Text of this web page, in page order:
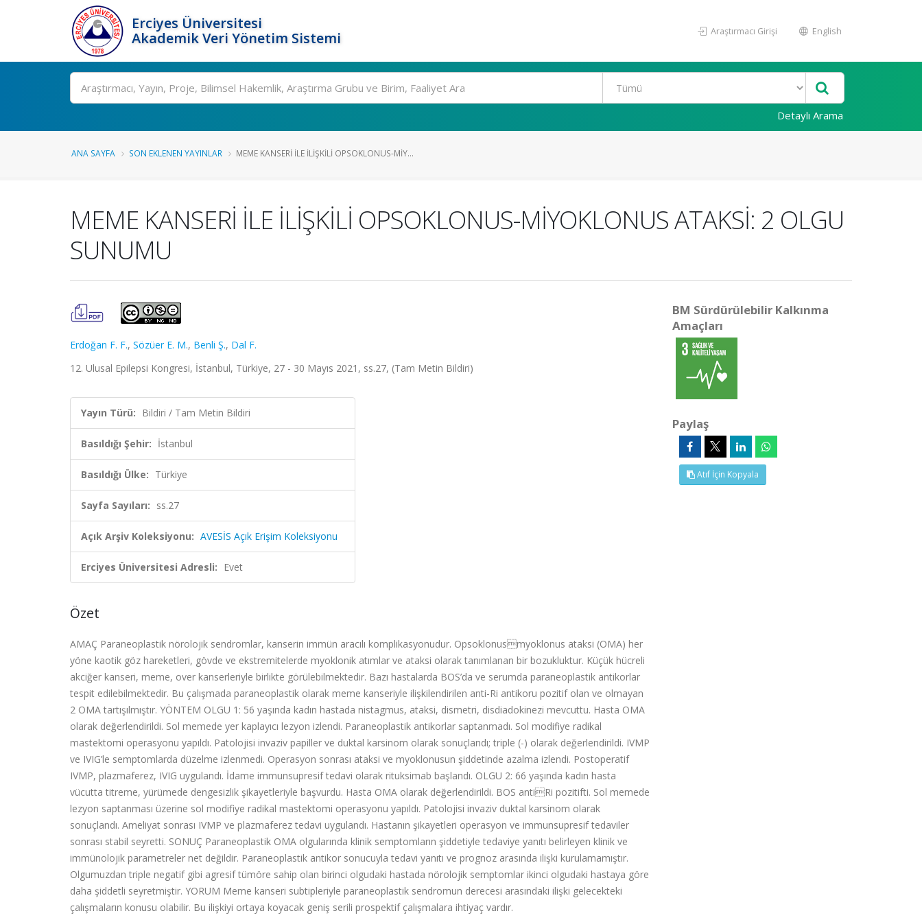
Erciyes Üniversitesi
Akademik Veri Yönetim Sistemi
Araştırmacı Girişi English
Ara
Detaylı Arama
ANA SAYFA SON EKLENEN YAYINLAR MEME KANSERİ İLE İLİŞKİLİ OPSOKLONUS-MİY...
MEME KANSERİ İLE İLİŞKİLİ OPSOKLONUS-MİYOKLONUS ATAKSİ: 2 OLGU
SUNUMU
Erdoğan F. F., Sözüer E. M., Benli Ş., Dal F.
12. Ulusal Epilepsi Kongresi, İstanbul, Türkiye, 27 - 30 Mayıs 2021, ss.27, (Tam Metin Bildiri)
Yayın Türü: Bildiri / Tam Metin Bildiri
Basıldığı Şehir: İstanbul
Basıldığı Ülke: Türkiye
Sayfa Sayıları: ss.27
Açık Arşiv Koleksiyonu: AVESİS Açık Erişim Koleksiyonu
Erciyes Üniversitesi Adresli: Evet
Özet
AMAÇ Paraneoplastik nörolojik sendromlar, kanserin immün aracılı komplikasyonudur. Opsoklonusmyoklonus ataksi (OMA) her
yöne kaotik göz hareketleri, gövde ve ekstremitelerde myoklonik atımlar ve ataksi olarak tanımlanan bir bozukluktur. Küçük hücreli
akciğer kanseri, meme, over kanserleriyle birlikte görülebilmektedir. Bazı hastalarda BOS’da ve serumda paraneoplastik antikorlar
tespit edilebilmektedir. Bu çalışmada paraneoplastik olarak meme kanseriyle ilişkilendirilen anti-Ri antikoru pozitif olan ve olmayan
2 OMA tartışılmıştır. YÖNTEM OLGU 1: 56 yaşında kadın hastada nistagmus, ataksi, dismetri, disdiadokinezi mevcuttu. Hasta OMA
olarak değerlendirildi. Sol memede yer kaplayıcı lezyon izlendi. Paraneoplastik antikorlar saptanmadı. Sol modifiye radikal
mastektomi operasyonu yapıldı. Patolojisi invaziv papiller ve duktal karsinom olarak sonuçlandı; triple (-) olarak değerlendirildi. IVMP
ve IVIG’le semptomlarda düzelme izlenmedi. Operasyon sonrası ataksi ve myoklonusun şiddetinde azalma izlendi. Postoperatif
IVMP, plazmaferez, IVIG uygulandı. İdame immunsupresif tedavi olarak rituksimab başlandı. OLGU 2: 66 yaşında kadın hasta
vücutta titreme, yürümede dengesizlik şikayetleriyle başvurdu. Hasta OMA olarak değerlendirildi. BOS antiRi pozitifti. Sol memede
lezyon saptanması üzerine sol modifiye radikal mastektomi operasyonu yapıldı. Patolojisi invaziv duktal karsinom olarak
sonuçlandı. Ameliyat sonrası IVMP ve plazmaferez tedavi uygulandı. Hastanın şikayetleri operasyon ve immunsupresif tedaviler
sonrası stabil seyretti. SONUÇ Paraneoplastik OMA olgularında klinik semptomların şiddetiyle tedaviye yanıtı belirleyen klinik ve
immünolojik parametreler net değildir. Paraneoplastik antikor sonucuyla tedavi yanıtı ve prognoz arasında ilişki kurulamamıştır.
Olgumuzdan triple negatif gibi agresif tümöre sahip olan birinci olgudaki hastada nörolojik semptomlar ikinci olgudaki hastaya göre
daha şiddetli seyretmiştir. YORUM Meme kanseri subtipleriyle paraneoplastik sendromun derecesi arasındaki ilişki gelecekteki
çalışmaların konusu olabilir. Bu ilişkiyi ortaya koyacak geniş serili prospektif çalışmalara ihtiyaç vardır.
BM Sürdürülebilir Kalkınma
Amaçları
Paylaş
Atıf İçin Kopyala